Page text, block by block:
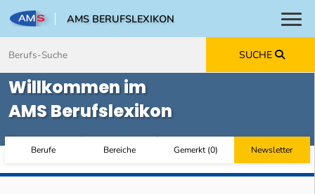
AMS BERUFSLEXIKON
SUCHE
Willkommen im
AMS Berufslexikon
Berufe Bereiche Gemerkt(0) Newsletter